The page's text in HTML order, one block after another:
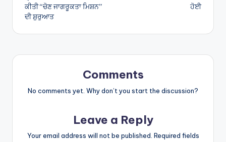
ਕੀਤੀ “ਚੋਣ ਜਾਗਰੂਕਤਾ ਮਿਸ਼ਨ”
ਦੀ ਸ਼ੁਰੁਆਤ
ਹੋਈ
Comments
No comments yet. Why don’t you start the discussion?
Leave a Reply
Your email address will not be published. Required fields